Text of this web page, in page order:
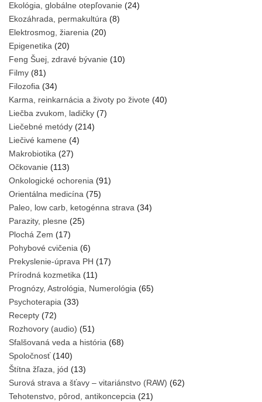
Ekológia, globálne otepľovanie (24)
Ekozáhrada, permakultúra (8)
Elektrosmog, žiarenia (20)
Epigenetika (20)
Feng Šuej, zdravé bývanie (10)
Filmy (81)
Filozofia (34)
Karma, reinkarnácia a životy po živote (40)
Liečba zvukom, ladičky (7)
Liečebné metódy (214)
Liečivé kamene (4)
Makrobiotika (27)
Očkovanie (113)
Onkologické ochorenia (91)
Orientálna medicína (75)
Paleo, low carb, ketogénna strava (34)
Parazity, plesne (25)
Plochá Zem (17)
Pohybové cvičenia (6)
Prekyslenie-úprava PH (17)
Prírodná kozmetika (11)
Prognózy, Astrológia, Numerológia (65)
Psychoterapia (33)
Recepty (72)
Rozhovory (audio) (51)
Sfalšovaná veda a história (68)
Spoločnosť(140)
Štítna žľaza, jód (13)
Surová strava a šťavy – vitariánstvo (RAW) (62)
Tehotenstvo, pôrod, antikoncepcia (21)